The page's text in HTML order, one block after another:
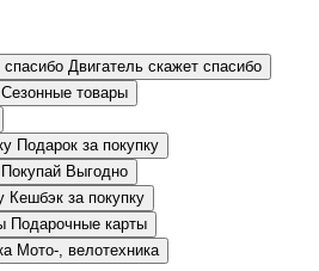
Двигатель скажет спасибо
Сезонные товары
Подарок за покупку
Покупай Выгодно
Кешбэк за покупку
Подарочные карты
Мото-, велотехника